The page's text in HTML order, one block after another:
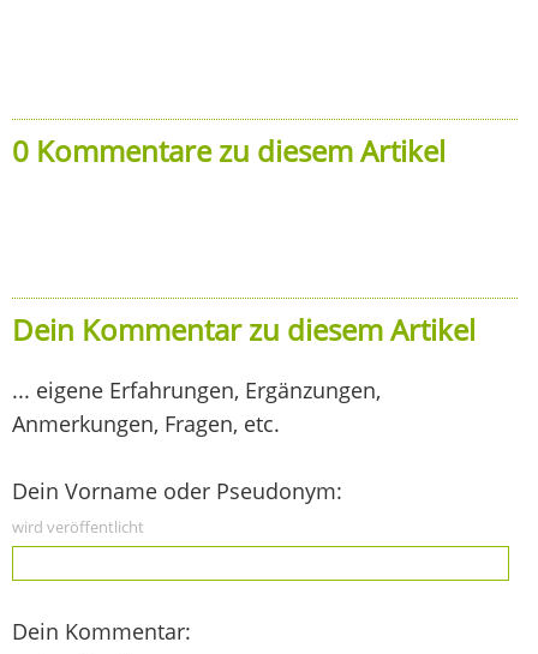
0 Kommentare zu diesem Artikel
Dein Kommentar zu diesem Artikel
... eigene Erfahrungen, Ergänzungen,
Anmerkungen, Fragen, etc.
Dein Vorname oder Pseudonym:
wird veröffentlicht
Dein Kommentar: